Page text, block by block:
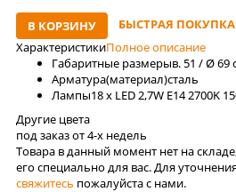
В КОРЗИНУ
БЫСТРАЯ ПОКУПКА
ХарактеристикиПолное описание
Габаритные размерыв. 51 / Ø 69
Арматура(материал)сталь
Лaмпы18 x LED 2,7W E14 2700K
Другие цвета
под заказ от 4-x недель
Товара в данный момент нет на
его специально для вас. Для
свяжитесь пожалуйста с нами.